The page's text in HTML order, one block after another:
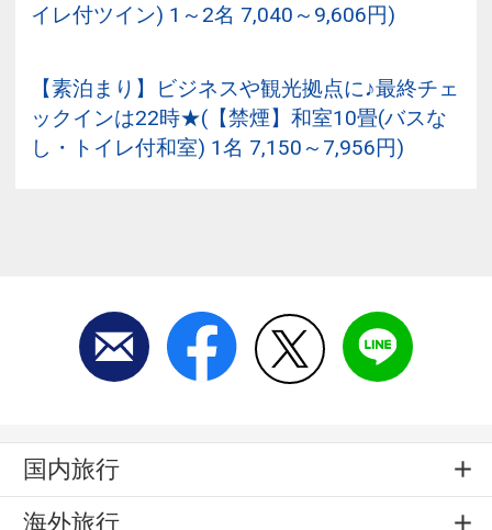
イレ付ツイン) 1～2名 7,040～9,606円)
【素泊まり】ビジネスや観光拠点に♪最終チェ
ックインは22時★(【禁煙】和室10畳(バスな
し・トイレ付和室) 1名 7,150～7,956円)
国内旅行
海外旅行